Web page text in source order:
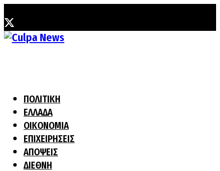
ΠΟΛΙΤΙΚΗ
ΕΛΛΑΔΑ
ΟΙΚΟΝΟΜΙΑ
ΕΠΙΧΕΙΡΗΣΕΙΣ
ΑΠΟΨΕΙΣ
ΔΙΕΘΝΗ